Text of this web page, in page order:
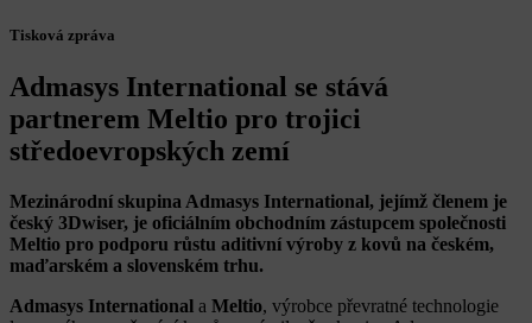
Tisková zpráva
Admasys International se stává
partnerem Meltio pro trojici
středoevropských zemí
Mezinárodní skupina Admasys International, jejímž členem je
český 3Dwiser, je oficiálním obchodním zástupcem společnosti
Meltio pro podporu růstu aditivní výroby z kovů na českém,
maďarském a slovenském trhu.
Admasys International a Meltio, výrobce převratné technologie